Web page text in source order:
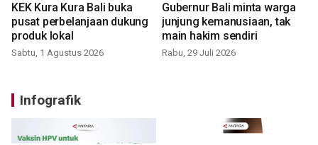
KEK Kura Kura Bali buka
pusat perbelanjaan dukung
produk lokal
Sabtu, 1 Agustus 2026
Gubernur Bali minta warga
junjung kemanusiaan, tak
main hakim sendiri
Rabu, 29 Juli 2026
Infografik